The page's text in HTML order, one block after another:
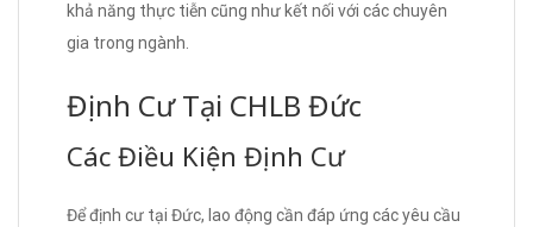
khả năng thực tiễn cũng như kết nối với các chuyên
gia trong ngành.
Định Cư Tại CHLB Đức
Các Điều Kiện Định Cư
Để định cư tại Đức, lao động cần đáp ứng các yêu cầu